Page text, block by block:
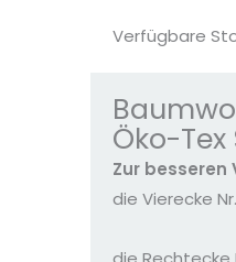
Verfügbare
Öko-
Zur besseren
die Vierecke